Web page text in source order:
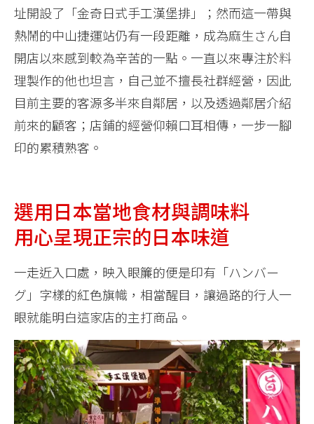
址開設了「金奇日式手工漢堡排」；然而這一帶與
熱鬧的中山捷運站仍有一段距離，成為麻生さん自
開店以來感到較為辛苦的一點。一直以來專注於料
理製作的他也坦言，自己並不擅長社群經營，因此
目前主要的客源多半來自鄰居，以及透過鄰居介紹
前來的顧客；店鋪的經營仰賴口耳相傳，一步一腳
印的累積熟客。
選用日本當地食材與調味料
用心呈現正宗的日本味道
一走近入口處，映入眼簾的便是印有「ハンバー
グ」字樣的紅色旗幟，相當醒目，讓過路的行人一
眼就能明白這家店的主打商品。